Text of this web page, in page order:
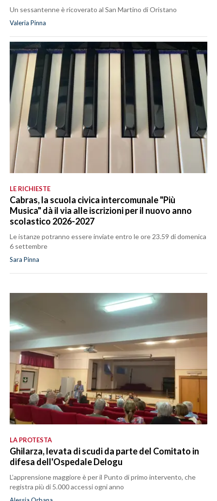
Un sessantenne è ricoverato al San Martino di Oristano
Valeria Pinna
LE RICHIESTE
Cabras, la scuola civica intercomunale "Più
Musica" dà il via alle iscrizioni per il nuovo anno
scolastico 2026-2027
Le istanze potranno essere inviate entro le ore 23.59 di domenica
6 settembre
Sara Pinna
LA PROTESTA
Ghilarza, levata di scudi da parte del Comitato in
difesa dell'Ospedale Delogu
L’apprensione maggiore è per il Punto di primo intervento, che
registra più di 5.000 accessi ogni anno